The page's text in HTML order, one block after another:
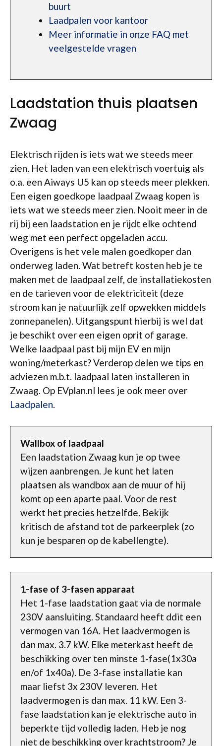
buurt
Laadpalen voor kantoor
Meer informatie in onze FAQ met
veelgestelde vragen
Laadstation thuis plaatsen
Zwaag
Elektrisch rijden is iets wat we steeds meer
zien. Het laden van een elektrisch voertuig als
o.a. een Aiways U5 kan op steeds meer plekken.
Een eigen goedkope laadpaal Zwaag kopen is
iets wat we steeds meer zien. Nooit meer in de
rij bij een laadstation en je rijdt elke ochtend
weg met een perfect opgeladen accu.
Overigens is het vele malen goedkoper dan
onderweg laden. Wat betreft kosten heb je te
maken met de laadpaal zelf, de installatiekosten
en de tarieven voor de elektriciteit (deze
stroom kan je natuurlijk zelf opwekken middels
zonnepanelen). Uitgangspunt hierbij is wel dat
je beschikt over een eigen oprit of garage.
Welke laadpaal past bij mijn EV en mijn
woning/meterkast? Verderop delen we tips en
adviezen m.b.t. laadpaal laten installeren in
Zwaag. Op EVplan.nl lees je ook meer over
Laadpalen.
Wallbox of laadpaal
Een laadstation Zwaag kun je op twee
wijzen aanbrengen. Je kunt het laten
plaatsen als wandbox aan de muur of hij
komt op een aparte paal. Voor de rest
werkt het precies hetzelfde. Bekijk
kritisch de afstand tot de parkeerplek (zo
kun je besparen op de kabellengte).
1-fase of 3-fasen apparaat
Het 1-fase laadstation gaat via de normale
230V aansluiting. Standaard heeft ddit een
vermogen van 16A. Het laadvermogen is
dan max. 3.7 kW. Elke meterkast heeft de
beschikking over ten minste 1-fase(1x30a
en/of 1x40a). De 3-fase installatie kan
maar liefst 3x 230V leveren. Het
laadvermogen is dan max. 11 kW. Een 3-
fase laadstation kan je elektrische auto in
beperkte tijd volledig laden. Heb je nog
niet de beschikking over krachtstroom? Je